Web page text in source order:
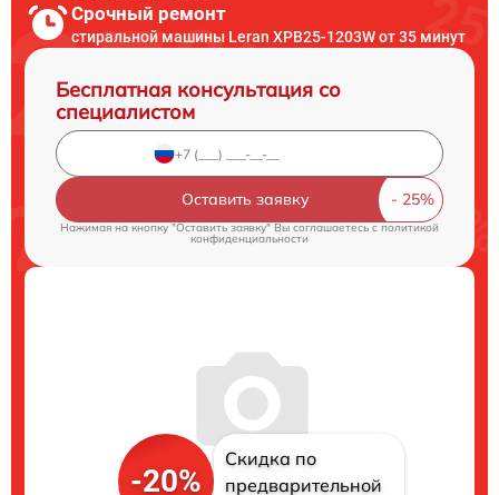
Срочный ремонт
стиральной машины Leran XPB25-1203W от 35 минут
Бесплатная консультация со
специалистом
Оставить заявку
Нажимая на кнопку "Оставить заявку" Вы соглашаетесь c политикой
конфиденциальности
-20%
Скидка по
предварительной